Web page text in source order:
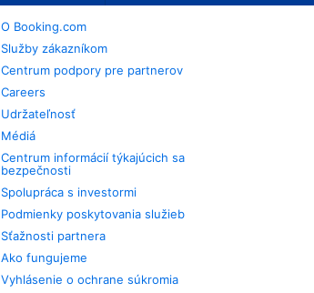
O Booking.com
Služby zákazníkom
Centrum podpory pre partnerov
Careers
Udržateľnosť
Médiá
Centrum informácií týkajúcich sa
bezpečnosti
Spolupráca s investormi
Podmienky poskytovania služieb
Sťažnosti partnera
Ako fungujeme
Vyhlásenie o ochrane súkromia